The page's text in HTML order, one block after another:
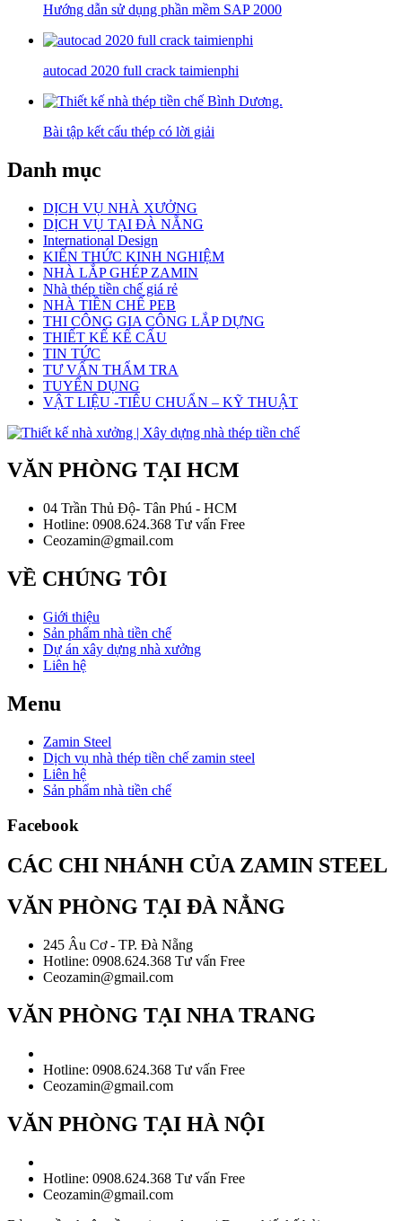
Hướng dẫn sử dụng phần mềm SAP 2000
autocad 2020 full crack taimienphi
Bài tập kết cấu thép có lời giải
Danh mục
DỊCH VỤ NHÀ XƯỞNG
DỊCH VỤ TẠI ĐÀ NẴNG
International Design
KIẾN THỨC KINH NGHIỆM
NHÀ LẮP GHÉP ZAMIN
Nhà thép tiền chế giá rẻ
NHÀ TIỀN CHẾ PEB
THI CÔNG GIA CÔNG LẮP DỰNG
THIẾT KẾ KẾ CẤU
TIN TỨC
TƯ VẤN THẨM TRA
TUYỂN DỤNG
VẬT LIỆU -TIÊU CHUẨN – KỸ THUẬT
VĂN PHÒNG TẠI HCM
04 Trần Thủ Độ- Tân Phú - HCM
Hotline: 0908.624.368 Tư vấn Free
Ceozamin@gmail.com
VỀ CHÚNG TÔI
Giới thiệu
Sản phẩm nhà tiền chế
Dự án xây dựng nhà xưởng
Liên hệ
Menu
Zamin Steel
Dịch vụ nhà thép tiền chế zamin steel
Liên hệ
Sản phẩm nhà tiền chế
Facebook
CÁC CHI NHÁNH CỦA ZAMIN STEEL
VĂN PHÒNG TẠI ĐÀ NẲNG
245 Âu Cơ - TP. Đà Nẵng
Hotline: 0908.624.368 Tư vấn Free
Ceozamin@gmail.com
VĂN PHÒNG TẠI NHA TRANG
Hotline: 0908.624.368 Tư vấn Free
Ceozamin@gmail.com
VĂN PHÒNG TẠI HÀ NỘI
Hotline: 0908.624.368 Tư vấn Free
Ceozamin@gmail.com